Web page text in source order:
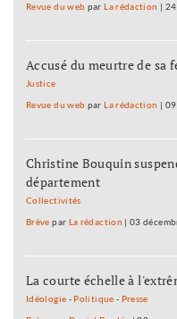
Revue du web parLa rédaction |
Accusé du meurtre de sa
Justice
Revue du web parLa rédaction |
Christine Bouquin
département
Collectivités
Brève par La rédaction |03
La courte échelle à
Idéologie - Politique - Presse